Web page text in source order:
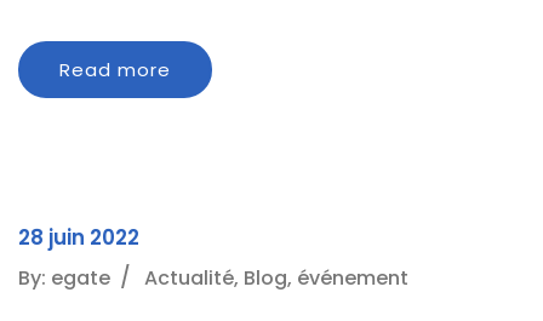
Read more
28 juin 2022
By: egate Actualité, Blog, événement